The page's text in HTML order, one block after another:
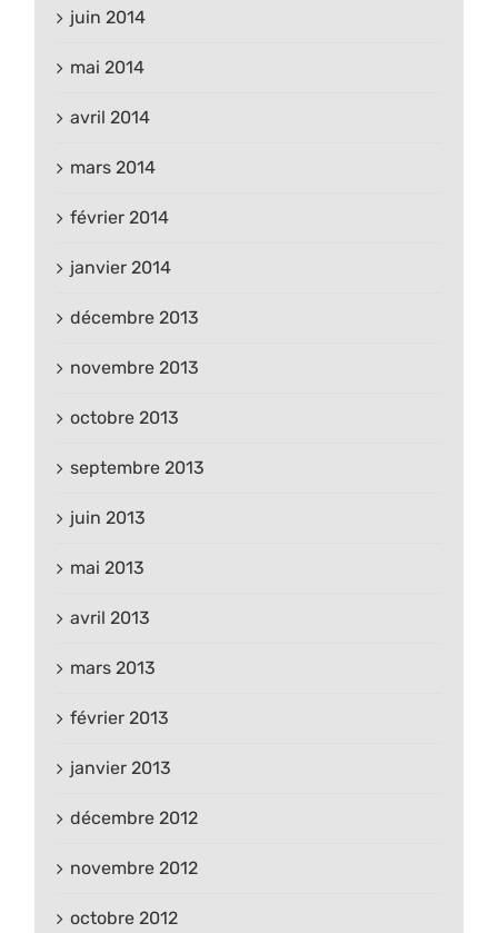
juin 2014
mai 2014
avril 2014
mars 2014
février 2014
janvier 2014
décembre 2013
novembre 2013
octobre 2013
septembre 2013
juin 2013
mai 2013
avril 2013
mars 2013
février 2013
janvier 2013
décembre 2012
novembre 2012
octobre 2012